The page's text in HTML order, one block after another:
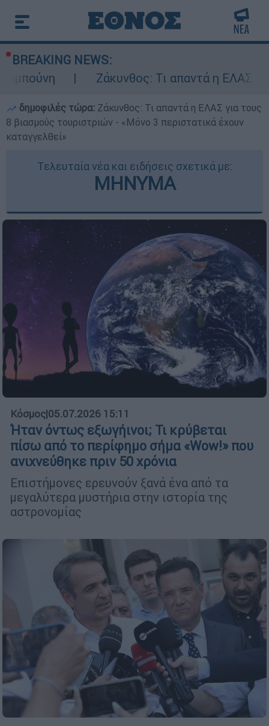
BREAKING NEWS:
Ζάκυνθος: Τι απαντά η ΕΛΑΣ για τους 8
δημοφιλές τώρα: Ζάκυνθος: Τι απαντά η ΕΛΑΣ για τους
8 βιασμούς τουριστριών - «Μόνο 3 περιστατικά έχουν
καταγγελθεί»
Τελευταία νέα και ειδήσεις σχετικά με:
ΜΗΝΥΜΑ
Κόσμος|05.07.2026 15:11
Ήταν όντως εξωγήινοι; Τι κρύβεται
πίσω από το περίφημο σήμα «Wow!» που
ανιχνεύθηκε πριν 50 χρόνια
Επιστήμονες ερευνούν ξανά ένα από τα
μεγαλύτερα μυστήρια στην ιστορία της
αστρονομίας